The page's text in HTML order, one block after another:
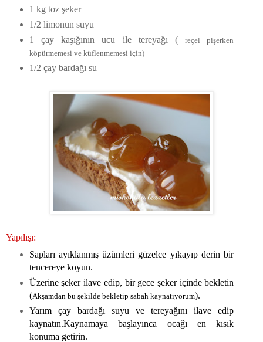
1 kg toz şeker
1/2 limonun suyu
1 çay kaşığının ucu ile tereyağı (reçel pişerken
köpürmemesi ve küflenmemesi için)
1/2 çay bardağı su
Yapılışı:
Sapları ayıklanmış üzümleri güzelce yıkayıp derin bir
tencereye koyun.
Üzerine şeker ilave edip, bir gece şeker içinde bekletin
(Akşamdan bu şekilde bekletip sabah kaynatıyorum).
Yarım çay bardağı suyu ve tereyağını ilave edip
kaynatın.Kaynamaya başlayınca ocağı en kısık
konuma getirin.